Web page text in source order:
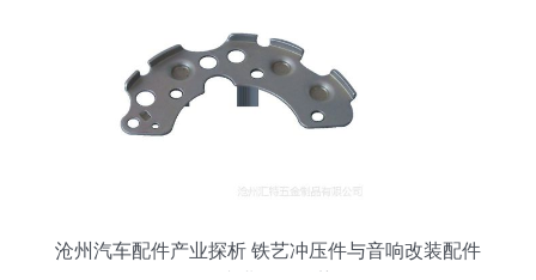
沧州汽车配件产业探析 铁艺冲压件与音响改装配件